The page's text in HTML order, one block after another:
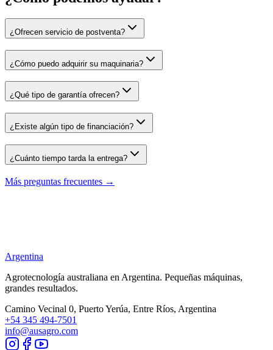
¿Ofrecen servicio de postventa?
¿Cómo puedo adquirir su maquinaria?
¿Qué tipo de garantía ofrecen?
¿Existe algún tipo de financiación?
¿Cuánto tiempo tarda la entrega?
Más preguntas frecuentes →
Argentina
Agrotecnología australiana en Argentina. Pequeñas máquinas,
grandes resultados.
Camino Vecinal 0, Puerto Yerúa, Entre Ríos, Argentina
+54 345 494-7501
info@ausagro.com